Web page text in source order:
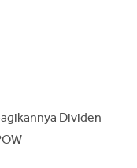
Dividen